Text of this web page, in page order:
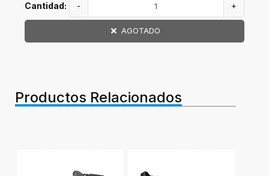
Cantidad: - +
AGOTADO
Productos Relacionados